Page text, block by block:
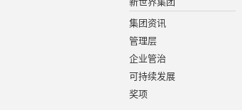
集团资讯
管理层
企业管治
可持续发展
奖项